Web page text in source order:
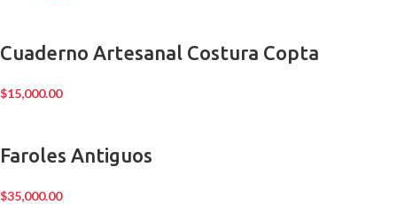
Cuaderno Artesanal Costura Copta
$15,000.00
Faroles Antiguos
$35,000.00